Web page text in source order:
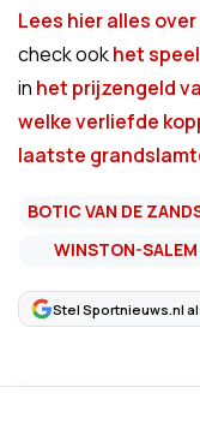
Lees hier alles
check ookhet
in het prijzengeld
welke verliefde
laatste
BOTIC VAN DE
WINSTON-SALEM
Stel Sportnieuws.nl